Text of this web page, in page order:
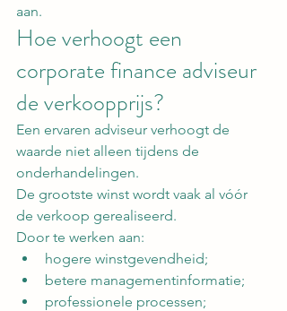
aan.
Hoe verhoogt een
corporate finance adviseur
de verkoopprijs?
Een ervaren adviseur verhoogt de
waarde niet alleen tijdens de
onderhandelingen.
De grootste winst wordt vaak al vóór
de verkoop gerealiseerd.
Door te werken aan:
hogere winstgevendheid;
betere managementinformatie;
professionele processen;